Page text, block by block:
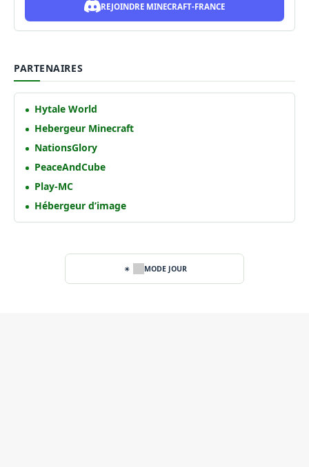
REJOINDRE MINECRAFT-FRANCE
PARTENAIRES
Hytale World
Hebergeur Minecraft
NationsGlory
PeaceAndCube
Play-MC
Hébergeur d’image
MODE JOUR